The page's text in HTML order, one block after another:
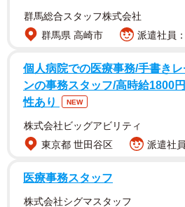
カズハはメッシュのように一部を
なのか地毛なのかは定かではない
がらりと変えるスタイルに、ファ
群馬総合スタッフ株式会社
群馬県 高崎市
派遣社員
個人病院での医療事務/手書き
ンの事務スタッフ/高時給1800
性あり
NEW
株式会社ビッグアビリティ
東京都 世田谷区
派遣社
医療事務スタッフ
株式会社シグマスタッフ